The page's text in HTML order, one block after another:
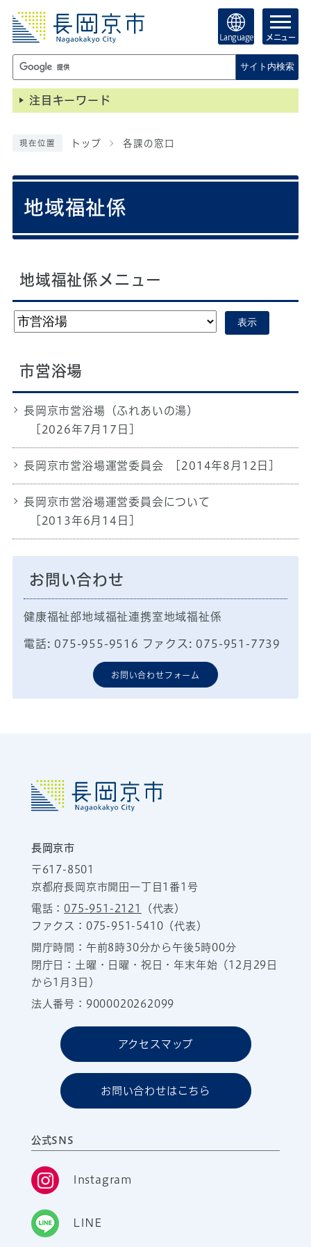
Language メニュー
サイト内検索
注目キーワード
現在位置 トップ 各課の窓口
地域福祉係
地域福祉係メニュー
表示
市営浴場
長岡京市営浴場（ふれあいの湯）
[2026年7月17日]
長岡京市営浴場運営委員会 [2014年8月12日]
長岡京市営浴場運営委員会について
[2013年6月14日]
お問い合わせ
健康福祉部地域福祉連携室地域福祉係
電話: 075-955-9516 ファクス: 075-951-7739
お問い合わせフォーム
長岡京市
〒617-8501
京都府長岡京市開田一丁目1番1号
電話：075-951-2121
（代表）
ファクス：075-951-5410（代表）
開庁時間：午前8時30分から午後5時00分
閉庁日：土曜・日曜・祝日・年末年始（12月29日
から1月3日）
法人番号：9000020262099
アクセスマップ
お問い合わせはこちら
公式SNS
Instagram
LINE